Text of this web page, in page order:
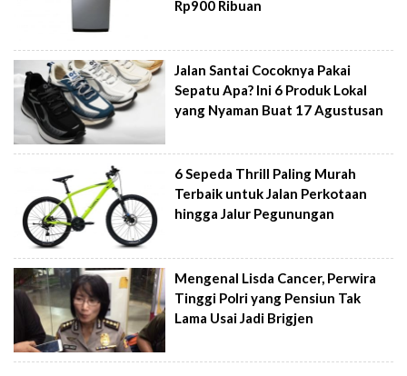
Rp900 Ribuan
Jalan Santai Cocoknya Pakai
Sepatu Apa? Ini 6 Produk Lokal
yang Nyaman Buat 17 Agustusan
6 Sepeda Thrill Paling Murah
Terbaik untuk Jalan Perkotaan
hingga Jalur Pegunungan
Mengenal Lisda Cancer, Perwira
Tinggi Polri yang Pensiun Tak
Lama Usai Jadi Brigjen